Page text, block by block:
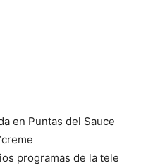
en Puntas del Sauce
programas de la tele